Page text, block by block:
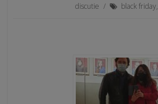
discutie / black friday,